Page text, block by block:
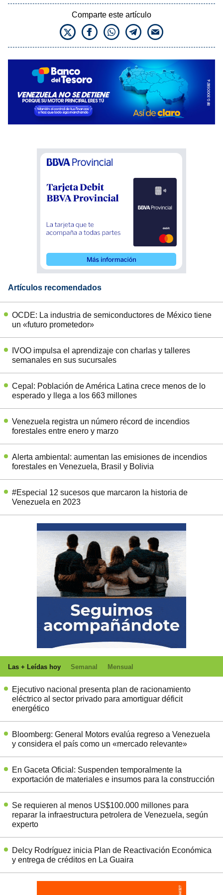
Comparte este artículo
Artículos recomendados
OCDE: La industria de semiconductores de México tiene
un «futuro prometedor»
IVOO impulsa el aprendizaje con charlas y talleres
semanales en sus sucursales
Cepal: Población de América Latina crece menos de lo
esperado y llega a los 663 millones
Venezuela registra un número récord de incendios
forestales entre enero y marzo
Alerta ambiental: aumentan las emisiones de incendios
forestales en Venezuela, Brasil y Bolivia
#Especial 12 sucesos que marcaron la historia de
Venezuela en 2023
Las + Leídas hoy Semanal Mensual
Ejecutivo nacional presenta plan de racionamiento
eléctrico al sector privado para amortiguar déficit
energético
Bloomberg: General Motors evalúa regreso a Venezuela
y considera el país como un «mercado relevante»
En Gaceta Oficial: Suspenden temporalmente la
exportación de materiales e insumos para la construcción
Se requieren al menos US$100.000 millones para
reparar la infraestructura petrolera de Venezuela, según
experto
Delcy Rodríguez inicia Plan de Reactivación Económica
y entrega de créditos en La Guaira